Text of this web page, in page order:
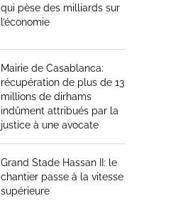
qui pèse des milliards sur
l’économie
Mairie de Casablanca:
récupération de plus de 13
millions de dirhams
indûment attribués par la
justice à une avocate
Grand Stade Hassan II: le
chantier passe à la vitesse
supérieure